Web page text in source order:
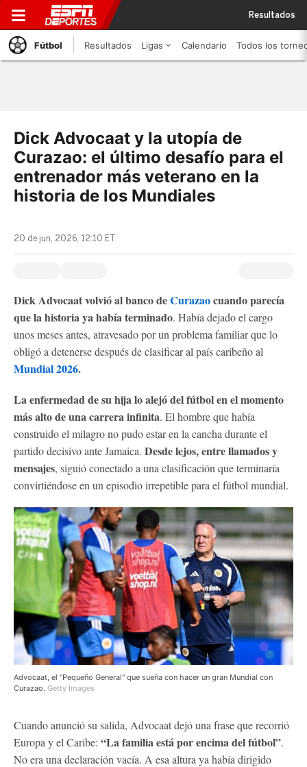
Resultados
Fútbol Resultados Ligas Calendario Todos los
Dick Advocaat y la utopía de
Curazao: el último desafío para el
entrenador más veterano en la
historia de los Mundiales
20 de jun, 2026, 12:10 ET
Dick Advocaat volvió al banco deCurazaocuando parecía
que la historia ya había terminado. Había dejado el cargo
unos meses antes, atravesado por un problema familiar que lo
obligó a detenerse después de clasificar al país caribeño al
Mundial 2026.
La enfermedad de su hija lo alejó del fútbol en el momento
más alto de una carrera infinita. El hombre que había
construido el milagro no pudo estar en la cancha durante el
partido decisivo ante Jamaica. Desde lejos, entre llamados y
mensajes, siguió conectado a una clasificación que terminaría
convirtiéndose en un episodio irrepetible para el fútbol mundial.
Advocaat, el "Pequeño General" que sueña con hacer un gran Mundial con
Curazao. Getty Images
Cuando anunció su salida, Advocaat dejó una frase que recorrió
Europa y el Caribe: “La familia está por encima del fútbol”.
No era una declaración vacía. A esa altura ya había dirigido